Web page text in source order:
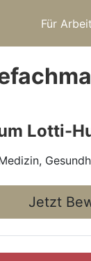
Für
Lotti-
Jetzt